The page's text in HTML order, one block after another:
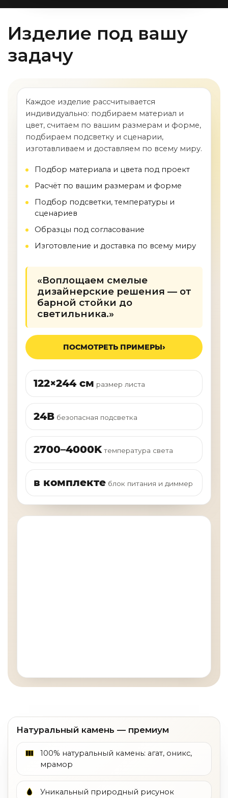
Изделие под вашу
задачу
Каждое изделие рассчитывается
индивидуально: подбираем материал и
цвет, считаем по вашим размерам и форме,
подбираем подсветку и сценарии,
изготавливаем и доставляем по всему миру.
Подбор материала и цвета под проект
Расчёт по вашим размерам и форме
Подбор подсветки, температуры и
сценариев
Образцы под согласование
Изготовление и доставка по всему миру
«Воплощаем смелые
дизайнерские решения — от
барной стойки до
светильника.»
ПОСМОТРЕТЬ ПРИМЕРЫ
122×244 см размер листа
24В безопасная подсветка
2700–4000K температура света
в комплекте блок питания и диммер
Натуральный камень — премиум
100% натуральный камень: агат, оникс,
мрамор
Уникальный природный рисунок